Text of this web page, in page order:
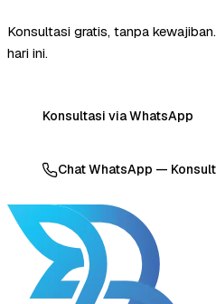
Konsultasi gratis, tanpa
hari ini.
Konsultasi via WhatsApp
Chat WhatsApp —